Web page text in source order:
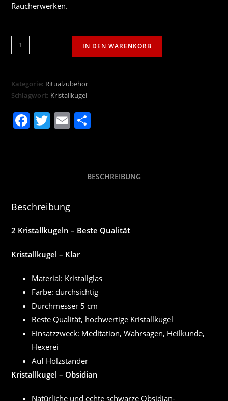
Räucherwerken.
Doppelpack
Kristallkugeln
+
Klar
Räucherset
Menge
IN DEN WARENKORB
Kategorie: Ritualzubehör
Schlagwort: Kristallkugel
F
o
k
T E
n
BESCHREIBUNG
Beschreibung
2 Kristallkugeln – Beste Qualität
Kristallkugel – Klar
Material: Kristallglas
Farbe: durchsichtig
Durchmesser 5 cm
Beste Qualität, hochwertige Kristallkugel
Einsatzzweck: Meditation, Wahrsagen, Heilkunde,
Hexerei
Auf Holzständer
Kristallkugel – Obsidian
Natürliche und echte schwarze Obsidian-